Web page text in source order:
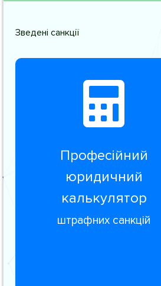
Зведені санкції
Професійний
юридичний
калькулятор
штрафних санкцій